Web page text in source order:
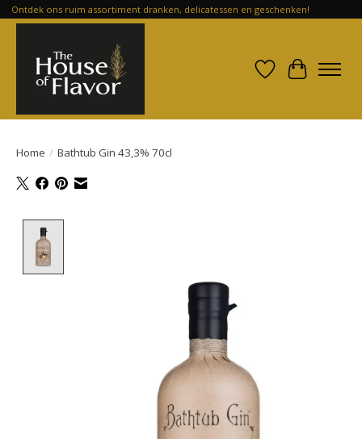
Ontdek ons ruim assortiment dranken, delicatessen en geschenken!
Verlanglijst
Home / Bathtub Gin 43,3% 70cl